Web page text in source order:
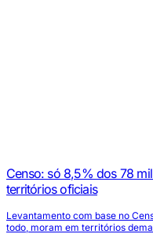
Censo: só 8,5% dos 78
territórios oficiais
Levantamento com base no
todo, moram em territórios